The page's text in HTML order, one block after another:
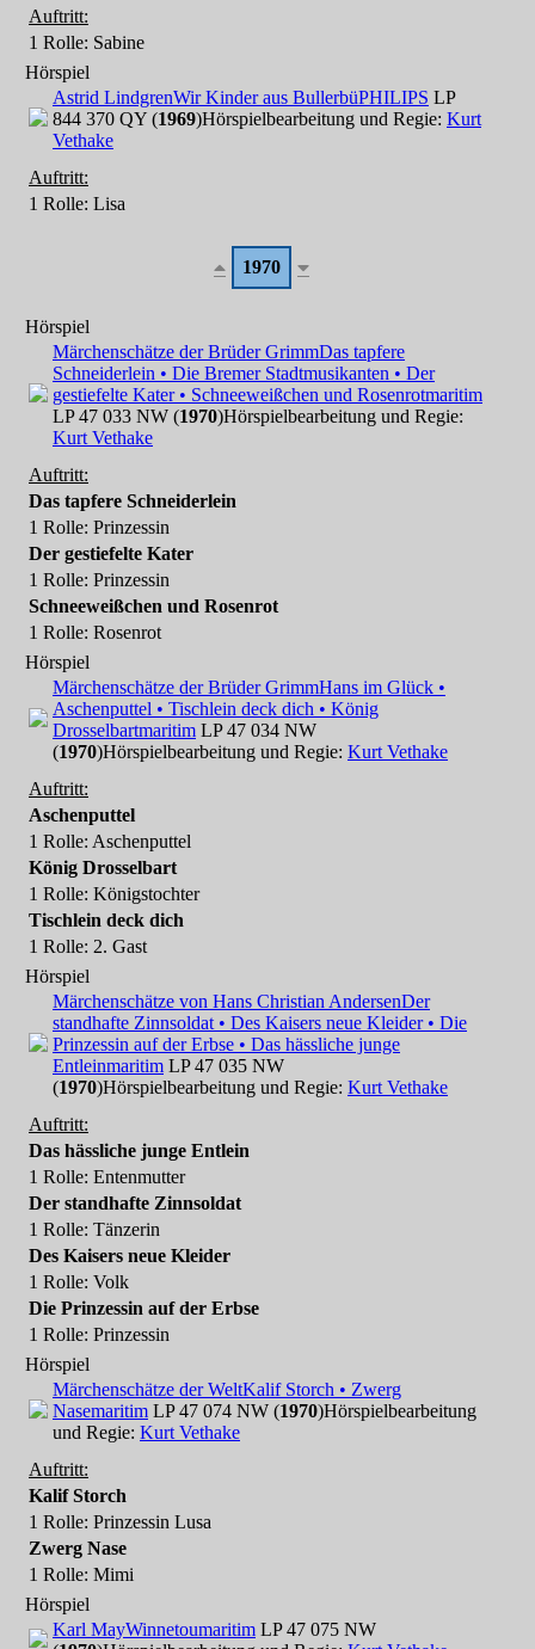
Auftritt:
1 Rolle: Sabine
Hörspiel
Astrid LindgrenWir Kinder aus BullerbüPHILIPS LP
844 370 QY (1969)Hörspielbearbeitung und Regie: Kurt
Vethake
Auftritt:
1 Rolle: Lisa
1970
Hörspiel
Märchenschätze der Brüder GrimmDas tapfere
Schneiderlein • Die Bremer Stadtmusikanten • Der
gestiefelte Kater • Schneeweißchen und Rosenrotmaritim
LP 47 033 NW (1970)Hörspielbearbeitung und Regie:
Kurt Vethake
Auftritt:
Das tapfere Schneiderlein
1 Rolle: Prinzessin
Der gestiefelte Kater
1 Rolle: Prinzessin
Schneeweißchen und Rosenrot
1 Rolle: Rosenrot
Hörspiel
Märchenschätze der Brüder GrimmHans im Glück •
Aschenputtel • Tischlein deck dich • König
Drosselbartmaritim LP 47 034 NW
(1970)Hörspielbearbeitung und Regie: Kurt Vethake
Auftritt:
Aschenputtel
1 Rolle: Aschenputtel
König Drosselbart
1 Rolle: Königstochter
Tischlein deck dich
1 Rolle: 2. Gast
Hörspiel
Märchenschätze von Hans Christian AndersenDer
standhafte Zinnsoldat • Des Kaisers neue Kleider • Die
Prinzessin auf der Erbse • Das hässliche junge
Entleinmaritim LP 47 035 NW
(1970)Hörspielbearbeitung und Regie: Kurt Vethake
Auftritt:
Das hässliche junge Entlein
1 Rolle: Entenmutter
Der standhafte Zinnsoldat
1 Rolle: Tänzerin
Des Kaisers neue Kleider
1 Rolle: Volk
Die Prinzessin auf der Erbse
1 Rolle: Prinzessin
Hörspiel
Märchenschätze der WeltKalif Storch • Zwerg
Nasemaritim LP 47 074 NW (1970)Hörspielbearbeitung
und Regie: Kurt Vethake
Auftritt:
Kalif Storch
1 Rolle: Prinzessin Lusa
Zwerg Nase
1 Rolle: Mimi
Hörspiel
Karl MayWinnetoumaritim LP 47 075 NW